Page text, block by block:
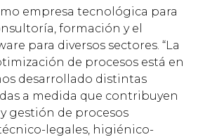
empresa tecnológica para
formación y el
para diversos sectores. “La
de procesos está en
desarrollado distintas
a medida que contribuyen
gestión de procesos
legales, higiénico-